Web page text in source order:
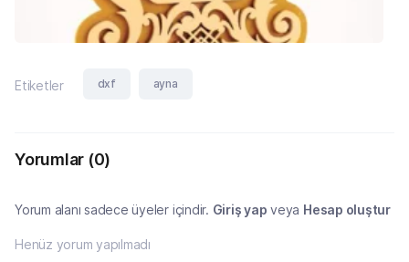
Etiketler dxf ayna
Yorumlar (0)
Yorum alanı sadece üyeler içindir. Giriş yap veya Hesap oluştur
Henüz yorum yapılmadı